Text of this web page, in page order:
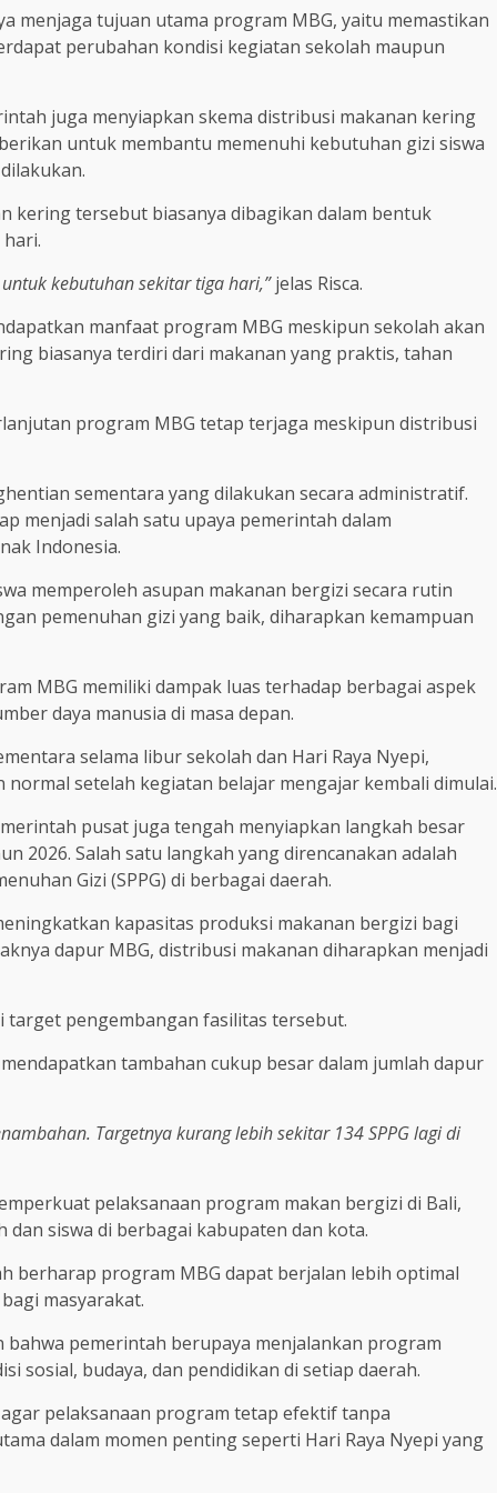
menjaga tujuan utama program MBG, yaitu memastikan
perubahan kondisi kegiatan sekolah maupun
juga menyiapkan skema distribusi makanan kering
untuk membantu memenuhi kebutuhan gizi siswa
kering tersebut biasanya dibagikan dalam bentuk
kebutuhan sekitar tiga hari,”jelas Risca.
manfaat program MBG meskipun sekolah akan
biasanya terdiri dari makanan yang praktis, tahan
program MBG tetap terjaga meskipun distribusi
sementara yang dilakukan secara administratif.
menjadi salah satu upaya pemerintah dalam
Indonesia.
memperoleh asupan makanan bergizi secara rutin
pemenuhan gizi yang baik, diharapkan kemampuan
MBG memiliki dampak luas terhadap berbagai aspek
daya manusia di masa depan.
selama libur sekolah dan Hari Raya Nyepi,
setelah kegiatan belajar mengajar kembali dimulai.
pusat juga tengah menyiapkan langkah besar
2026. Salah satu langkah yang direncanakan adalah
Gizi (SPPG) di berbagai daerah.
kapasitas produksi makanan bergizi bagi
dapur MBG, distribusi makanan diharapkan menjadi
target pengembangan fasilitas tersebut.
tambahan cukup besar dalam jumlah dapur
Targetnya kurang lebih sekitar 134 SPPG lagi di
pelaksanaan program makan bergizi di Bali,
siswa di berbagai kabupaten dan kota.
berharap program MBG dapat berjalan lebih optimal
masyarakat.
pemerintah berupaya menjalankan program
sosial, budaya, dan pendidikan di setiap daerah.
pelaksanaan program tetap efektif tanpa
dalam momen penting seperti Hari Raya Nyepi yang